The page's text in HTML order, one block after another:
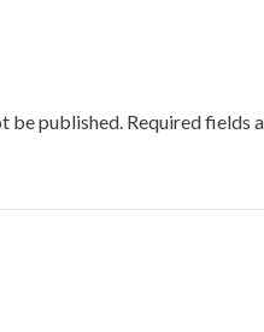
be published. Required fields